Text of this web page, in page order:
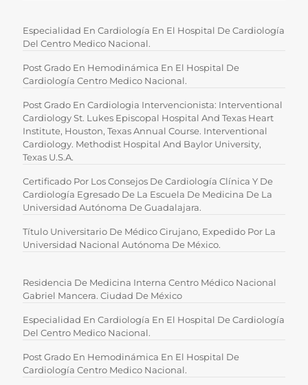
Especialidad En Cardiología En El Hospital De Cardiología
Del Centro Medico Nacional.
Post Grado En Hemodinámica En El Hospital De
Cardiología Centro Medico Nacional.
Post Grado En Cardiologia Intervencionista: Interventional
Cardiology St. Lukes Episcopal Hospital And Texas Heart
Institute, Houston, Texas Annual Course. Interventional
Cardiology. Methodist Hospital And Baylor University,
Texas U.S.A.
Certificado Por Los Consejos De Cardiología Clínica Y De
Cardiología Egresado De La Escuela De Medicina De La
Universidad Autónoma De Guadalajara.
Título Universitario De Médico Cirujano, Expedido Por La
Universidad Nacional Autónoma De México.
Residencia De Medicina Interna Centro Médico Nacional
Gabriel Mancera. Ciudad De México
Especialidad En Cardiología En El Hospital De Cardiología
Del Centro Medico Nacional.
Post Grado En Hemodinámica En El Hospital De
Cardiología Centro Medico Nacional.